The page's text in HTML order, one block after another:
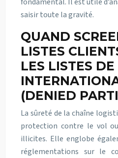
fondamental. Il est utile
saisir toute la gravité.
QUAND
LISTES
LES LISTES
(DENIED
La sûreté de la chaîne
protection contre le vol
illicites. Elle englobe
réglementations sur le